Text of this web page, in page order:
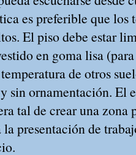
es preferible que los
El piso debe estar
en goma lisa
de otros
sin ornamentación. El
tal de crear una zona
presentación de